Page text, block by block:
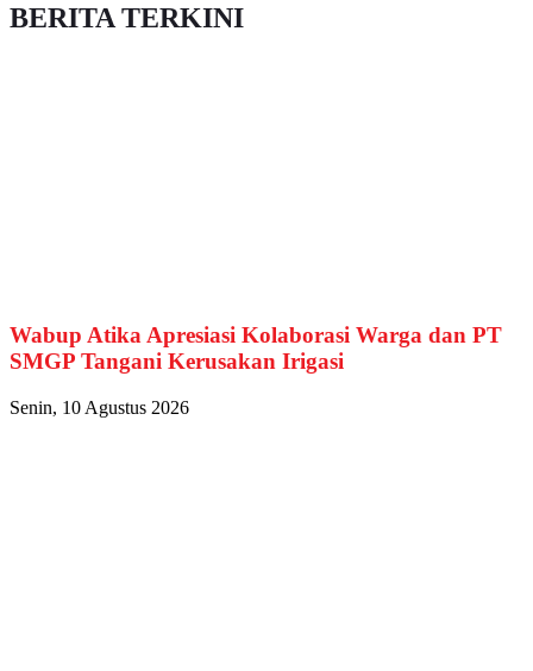
BERITA TERKINI
Wabup Atika Apresiasi Kolaborasi Warga dan PT
SMGP Tangani Kerusakan Irigasi
Senin, 10 Agustus 2026